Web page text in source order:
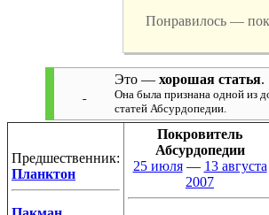
Понравилось —
Это —хорошая статья.
Она была признана одной из
статей Абсурдопедии.
Предшественник:
Планктон
Покровитель
Абсурдопедии
25 июля— 13 августа
2007